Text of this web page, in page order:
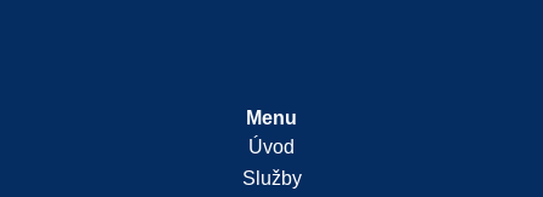
Menu
Úvod
Služby